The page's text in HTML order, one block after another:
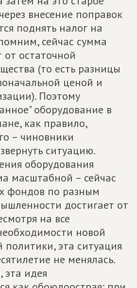
внесение поправок
поднять налог на
сейчас сумма
от остаточной
(то есть разницы
ценой и
Поэтому
оборудование в
как правило,
– чиновники
ситуацию.
оборудования
масштабной – сейчас
фондов по разным
достигает от
на все
новой
эта ситуация
не менялась.
эта идея